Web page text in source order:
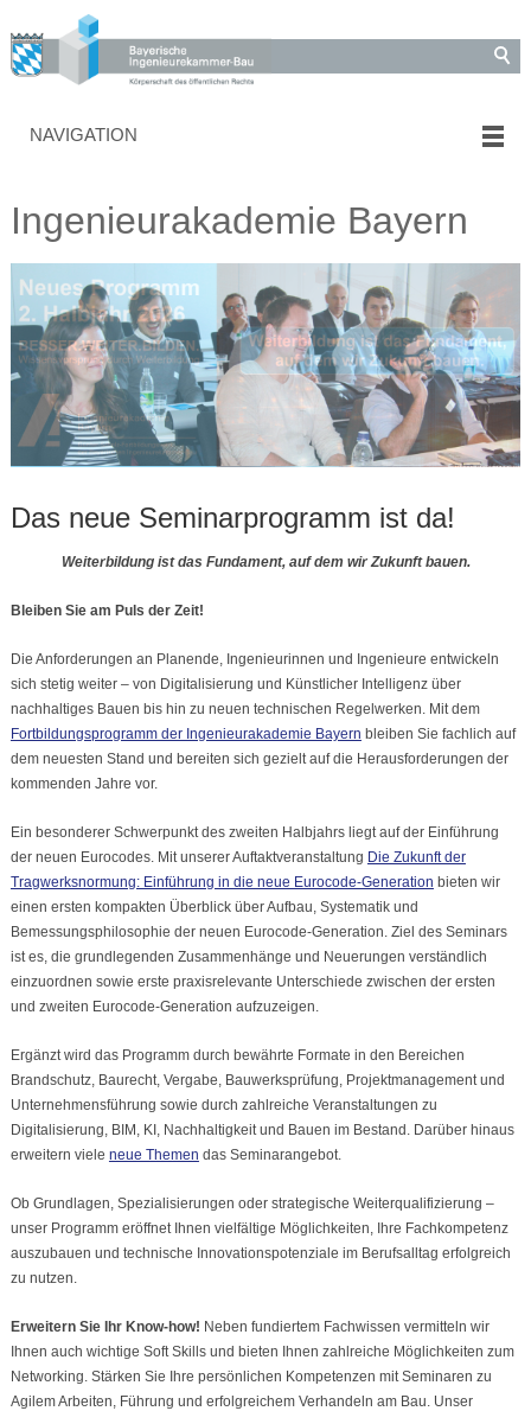
NAVIGATION
Ingenieurakademie Bayern
Das neue Seminarprogramm ist da!
Weiterbildung ist das Fundament, auf dem wir Zukunft bauen.
Bleiben Sie am Puls der Zeit!
Die Anforderungen an Planende, Ingenieurinnen und Ingenieure entwickeln
sich stetig weiter – von Digitalisierung und Künstlicher Intelligenz über
nachhaltiges Bauen bis hin zu neuen technischen Regelwerken. Mit dem
Fortbildungsprogramm der Ingenieurakademie Bayern bleiben Sie fachlich auf
dem neuesten Stand und bereiten sich gezielt auf die Herausforderungen der
kommenden Jahre vor.
Ein besonderer Schwerpunkt des zweiten Halbjahrs liegt auf der Einführung
der neuen Eurocodes. Mit unserer Auftaktveranstaltung Die Zukunft der
Tragwerksnormung: Einführung in die neue Eurocode-Generation bieten wir
einen ersten kompakten Überblick über Aufbau, Systematik und
Bemessungsphilosophie der neuen Eurocode-Generation. Ziel des Seminars
ist es, die grundlegenden Zusammenhänge und Neuerungen verständlich
einzuordnen sowie erste praxisrelevante Unterschiede zwischen der ersten
und zweiten Eurocode-Generation aufzuzeigen.
Ergänzt wird das Programm durch bewährte Formate in den Bereichen
Brandschutz, Baurecht, Vergabe, Bauwerksprüfung, Projektmanagement und
Unternehmensführung sowie durch zahlreiche Veranstaltungen zu
Digitalisierung, BIM, KI, Nachhaltigkeit und Bauen im Bestand. Darüber hinaus
erweitern viele neue Themen das Seminarangebot.
Ob Grundlagen, Spezialisierungen oder strategische Weiterqualifizierung –
unser Programm eröffnet Ihnen vielfältige Möglichkeiten, Ihre Fachkompetenz
auszubauen und technische Innovationspotenziale im Berufsalltag erfolgreich
zu nutzen.
Erweitern Sie Ihr Know-how! Neben fundiertem Fachwissen vermitteln wir
Ihnen auch wichtige Soft Skills und bieten Ihnen zahlreiche Möglichkeiten zum
Networking. Stärken Sie Ihre persönlichen Kompetenzen mit Seminaren zu
Agilem Arbeiten, Führung und erfolgreichem Verhandeln am Bau. Unser